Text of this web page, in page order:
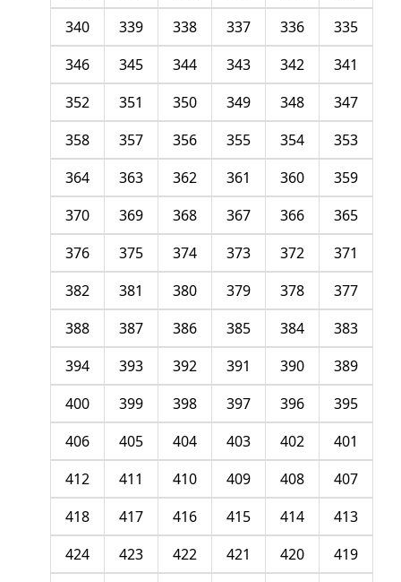
335
336
337
338
339
340
341
342
343
344
345
346
347
348
349
350
351
352
353
354
355
356
357
358
359
360
361
362
363
364
365
366
367
368
369
370
371
372
373
374
375
376
377
378
379
380
381
382
383
384
385
386
387
388
389
390
391
392
393
394
395
396
397
398
399
400
401
402
403
404
405
406
407
408
409
410
411
412
413
414
415
416
417
418
419
420
421
422
423
424